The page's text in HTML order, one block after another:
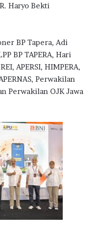
Haryo Bekti
BP Tapera, Adi
BP TAPERA, Hari
APERSI, HIMPERA,
Perwakilan
Perwakilan OJK Jawa